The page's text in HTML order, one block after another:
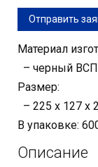
Отправить
Материал
– черный ВСП
Размер:
– 225 х 127 х
В упаковке:
Описание